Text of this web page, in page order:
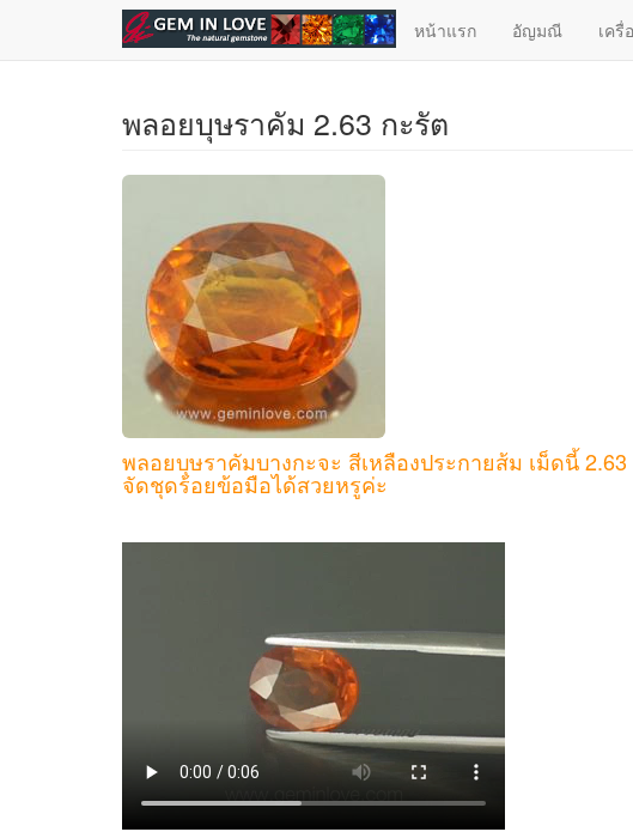
ข้ามไปยังเนื้อหาหลัก
หน้าแรก อัญมณี เครื่
พลอยบุษราคัม 2.63 กะรัต
พลอยบุษราคัมบางกะจะ สีเหลืองประกายส้ม เม็ดนี้
จัดชุดร้อยข้อมือได้สวยหรูค่ะ